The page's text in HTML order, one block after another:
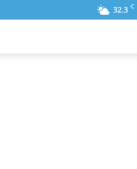
32.3 C